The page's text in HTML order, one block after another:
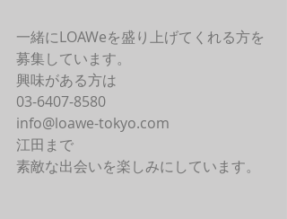
一緒にLOAWeを盛り上げてくれる方を
募集しています。
興味がある方は
03-6407-8580
info@loawe-tokyo.com
江田まで
素敵な出会いを楽しみにしています。